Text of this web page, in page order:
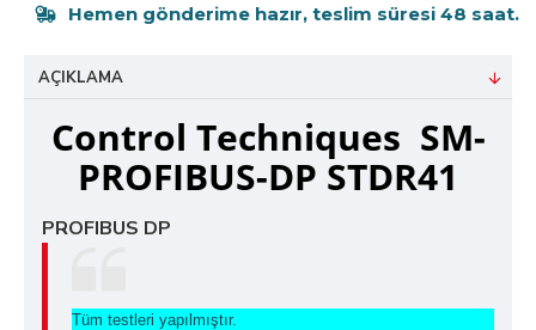
Hemen gönderime hazır, teslim süresi 48 saat.
AÇIKLAMA
Control Techniques SM-
PROFIBUS-DP STDR41
PROFIBUS DP
Tüm testleri yapılmıştır.